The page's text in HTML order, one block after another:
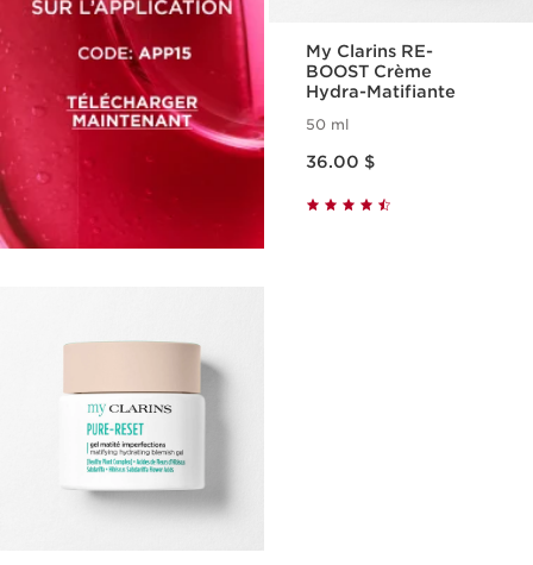
My Clarins RE-
BOOST Crème
Hydra-Matifiante
50 ml
36.00 $